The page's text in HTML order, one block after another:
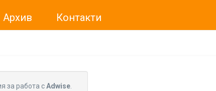
Архив Контакти
да Ви уведомим, че „Нет Инфо“ ЕАД (
За повече информация, натиснете
за работа сAdwise.